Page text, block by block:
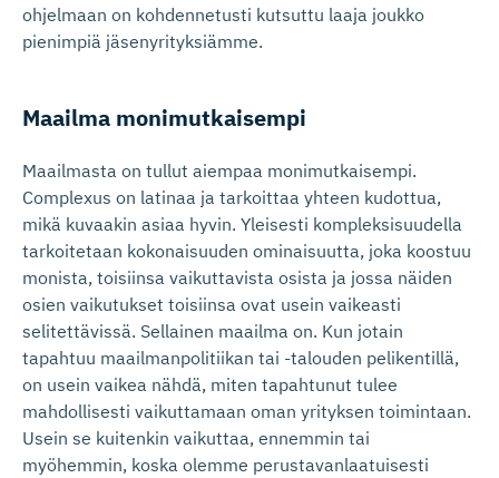
ohjelmaan on kohdennetusti kutsuttu laaja joukko
pienimpiä jäsenyrityksiämme.
Maailma monimutkaisempi
Maailmasta on tullut aiempaa monimutkaisempi.
Complexus on latinaa ja tarkoittaa yhteen kudottua,
mikä kuvaakin asiaa hyvin. Yleisesti kompleksisuudella
tarkoitetaan kokonaisuuden ominaisuutta, joka koostuu
monista, toisiinsa vaikuttavista osista ja jossa näiden
osien vaikutukset toisiinsa ovat usein vaikeasti
selitettävissä. Sellainen maailma on. Kun jotain
tapahtuu maailmanpolitiikan tai -talouden pelikentillä,
on usein vaikea nähdä, miten tapahtunut tulee
mahdollisesti vaikuttamaan oman yrityksen toimintaan.
Usein se kuitenkin vaikuttaa, ennemmin tai
myöhemmin, koska olemme perustavanlaatuisesti